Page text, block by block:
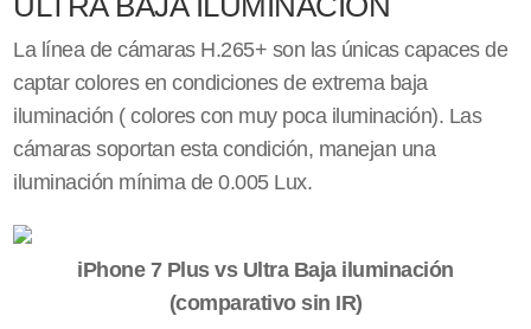
La línea de cámaras H.265+ son las únicas capaces de
captar colores en condiciones de extrema baja
iluminación ( colores con muy poca iluminación). Las
cámaras soportan esta condición, manejan una
iluminación mínima de 0.005 Lux.
iPhone 7 Plus vs Ultra Baja iluminación
(comparativo sin IR)